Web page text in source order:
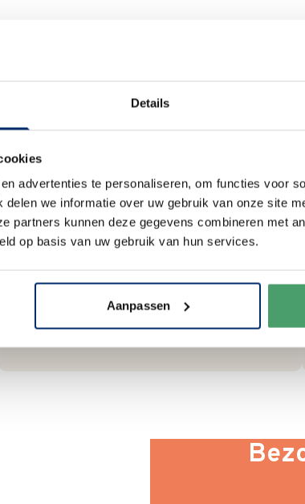
Details
advertenties te personaliseren, om functies voor
we informatie over uw gebruik van onze site
partners kunnen deze gegevens combineren met
op basis van uw gebruik van hun services.
Aanpassen
We verpakken onze producten
zorgvuldig en duurzaam met
hergebruikt karton en papier.
Vanaf € 55,-wordt jouw bestelling
verzonden.